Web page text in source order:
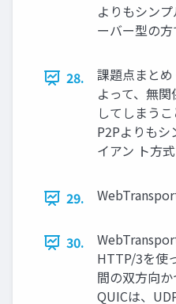
よりもシン
ーバー型の
28.
課題点まと
よって、無
してしまう
P2Pよりもシ
イアン ト方
29.
30.
HTTP/3を使
間の双方向
QUICは、